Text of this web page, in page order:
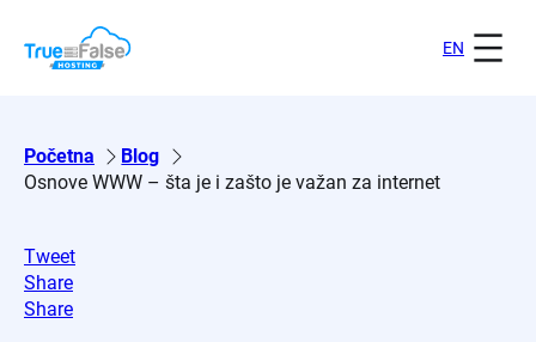
sadržaj
EN
Početna
Blog
Osnove WWW – šta je i zašto je važan za internet
Tweet
Share
Share